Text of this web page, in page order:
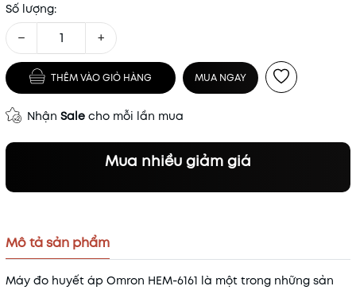
Số lượng:
− +
THÊM VÀO GIỎ HÀNG MUA NGAY
Nhận Sale cho mỗi lần mua
Mua nhiều giảm giá
Mô tả sản phẩm
Máy đo huyết áp Omron HEM-6161 là một trong những sản